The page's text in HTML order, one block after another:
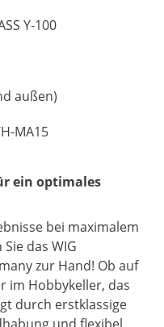
Y-100
außen)
MA15
ein optimales
bei maximalem
das WIG
zur Hand! Ob auf
im Hobbykeller, das
durch erstklassige